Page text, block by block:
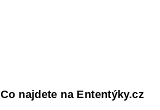
Co najdete na Ententýky.cz